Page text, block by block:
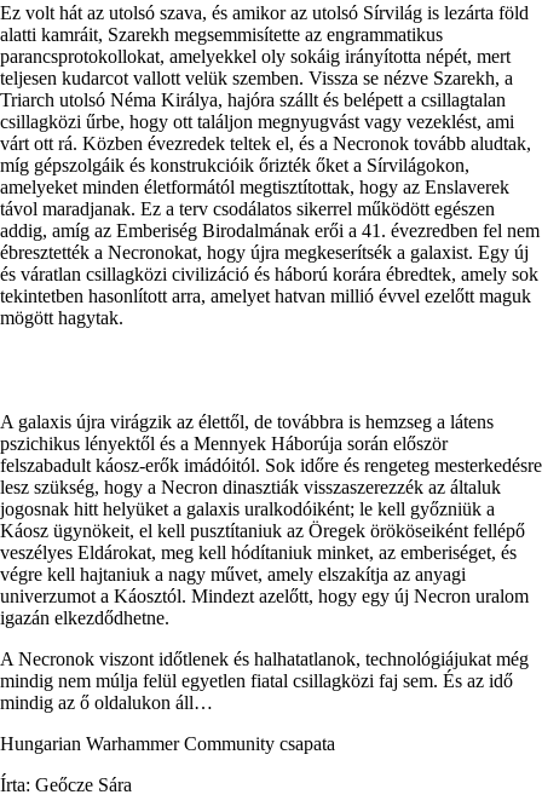
Ez volt hát az utolsó szava, és amikor az utolsó Sírvilág is lezárta föld
alatti kamráit, Szarekh megsemmisítette az engrammatikus
parancsprotokollokat, amelyekkel oly sokáig irányította népét, mert
teljesen kudarcot vallott velük szemben. Vissza se nézve Szarekh, a
Triarch utolsó Néma Királya, hajóra szállt és belépett a csillagtalan
csillagközi űrbe, hogy ott találjon megnyugvást vagy vezeklést, ami
várt ott rá. Közben évezredek teltek el, és a Necronok tovább aludtak,
míg gépszolgáik és konstrukcióik őrizték őket a Sírvilágokon,
amelyeket minden életformától megtisztítottak, hogy az Enslaverek
távol maradjanak. Ez a terv csodálatos sikerrel működött egészen
addig, amíg az Emberiség Birodalmának erői a 41. évezredben fel nem
ébresztették a Necronokat, hogy újra megkeserítsék a galaxist. Egy új
és váratlan csillagközi civilizáció és háború korára ébredtek, amely sok
tekintetben hasonlított arra, amelyet hatvan millió évvel ezelőtt maguk
mögött hagytak.
A galaxis újra virágzik az élettől, de továbbra is hemzseg a látens
pszichikus lényektől és a Mennyek Háborúja során először
felszabadult káosz-erők imádóitól. Sok időre és rengeteg mesterkedésre
lesz szükség, hogy a Necron dinasztiák visszaszerezzék az általuk
jogosnak hitt helyüket a galaxis uralkodóiként; le kell győzniük a
Káosz ügynökeit, el kell pusztítaniuk az Öregek örököseiként fellépő
veszélyes Eldárokat, meg kell hódítaniuk minket, az emberiséget, és
végre kell hajtaniuk a nagy művet, amely elszakítja az anyagi
univerzumot a Káosztól. Mindezt azelőtt, hogy egy új Necron uralom
igazán elkezdődhetne.
A Necronok viszont időtlenek és halhatatlanok, technológiájukat még
mindig nem múlja felül egyetlen fiatal csillagközi faj sem. És az idő
mindig az ő oldalukon áll…
Hungarian Warhammer Community csapata
Írta: Geőcze Sára